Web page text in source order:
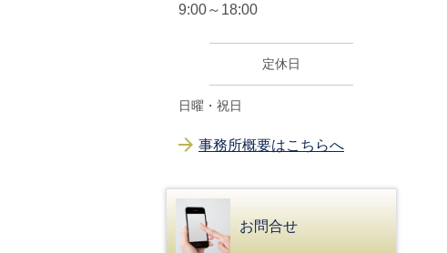
9:00～18:00
定休日
日曜・祝日
事務所概要はこちらへ
お問合せ